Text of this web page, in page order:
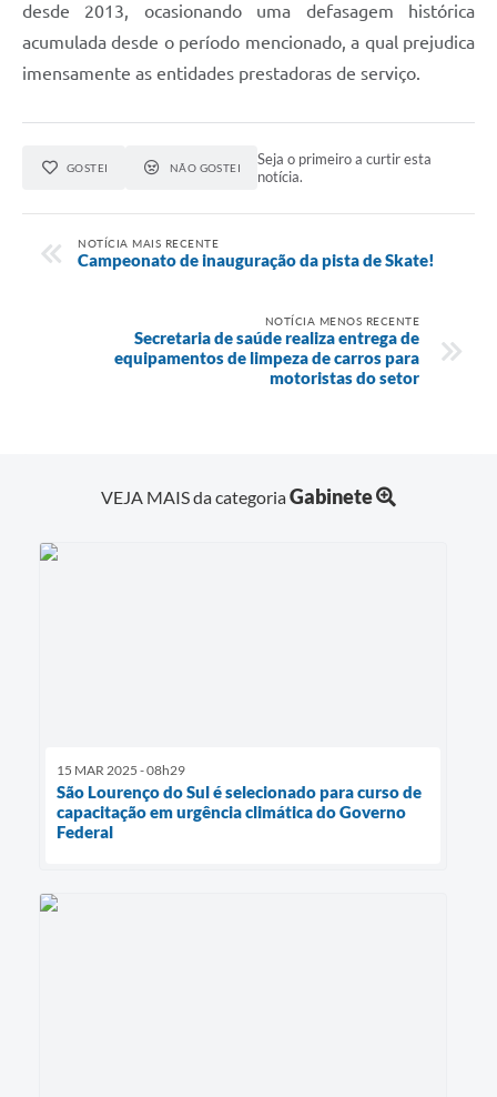
desde 2013, ocasionando uma defasagem histórica
acumulada desde o período mencionado, a qual prejudica
imensamente as entidades prestadoras de serviço.
GOSTEI NÃO GOSTEI
Seja o primeiro a curtir esta
notícia.
NOTÍCIA MAIS RECENTE
Campeonato de inauguração da pista de Skate!
NOTÍCIA MENOS RECENTE
Secretaria de saúde realiza entrega de
equipamentos de limpeza de carros para
motoristas do setor
VEJA MAIS da categoriaGabinete
15 MAR 2025 - 08h29
São Lourenço do Sul é selecionado para curso de
capacitação em urgência climática do Governo
Federal